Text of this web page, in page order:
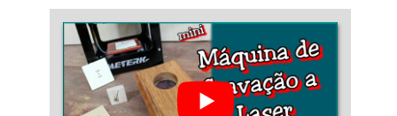
deve oferecer produtos e serviços que tenham
ótima qualidade e proteção, pontos
importantes que ficam de fora no
planejamento de empresas que visam apenas
o lucro, deixando a desejar nos outros